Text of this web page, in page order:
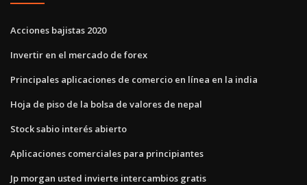
Acciones bajistas 2020
Invertir en el mercado de forex
Principales aplicaciones de comercio en línea en la india
Hoja de piso de la bolsa de valores de nepal
Stock sabio interés abierto
Aplicaciones comerciales para principiantes
Jp morgan usted invierte intercambios gratis